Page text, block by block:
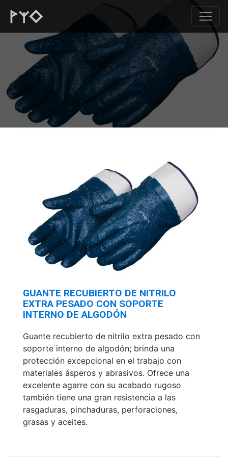
GUANTE RECUBIERTO DE NITRILO
EXTRA PESADO CON SOPORTE
INTERNO DE ALGODÓN
Guante recubierto de nitrilo extra pesado con
soporte interno de algodón; brinda una
protección excepcional en el trabajo con
materiales ásperos y abrasivos. Ofrece una
excelente agarre con su acabado rugoso
también tiene una gran resistencia a las
rasgaduras, pinchaduras, perforaciones,
grasas y aceites.